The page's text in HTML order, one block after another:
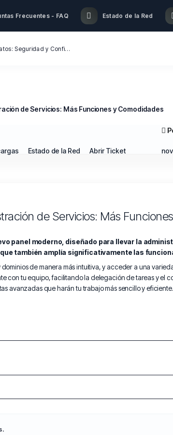
Soporte Garantizado con Protección de Datos: Seguridad y Confianza en Cada Paso | Cloud World ProX
Frecuentes - FAQ Estado de la Red
de Servicios: Más Funciones y Comodidades
Estado de la Red Abrir Ticket
de Servicios: Más
panel moderno, diseñado para llevar la
también amplía significativamente las
de manera más intuitiva, y acceder a una
con tu equipo, facilitando la delegación de tareas y el
avanzadas que harán tu trabajo más sencillo y